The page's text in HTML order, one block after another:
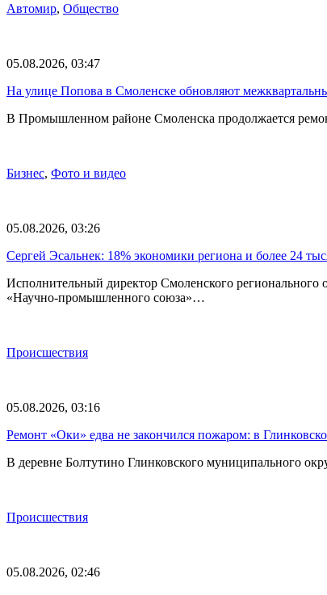
Автомир, Общество
05.08.2026, 03:47
На улице Попова в Смоленске обновляют
В Промышленном районе Смоленска продолжается
Бизнес, Фото и видео
05.08.2026, 03:26
Сергей Эсальнек: 18% экономики региона и более 24
Исполнительный директор Смоленского
«Научно-промышленного союза»…
Происшествия
05.08.2026, 03:16
Ремонт «Оки» едва не закончился пожаром: в
В деревне Болтутино Глинковского муниципального
Происшествия
05.08.2026, 02:46